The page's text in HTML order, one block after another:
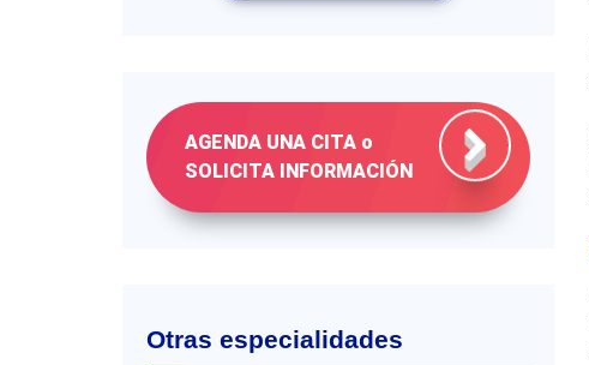
AGENDA UNA CITA o
SOLICITA INFORMACIÓN
Otras especialidades